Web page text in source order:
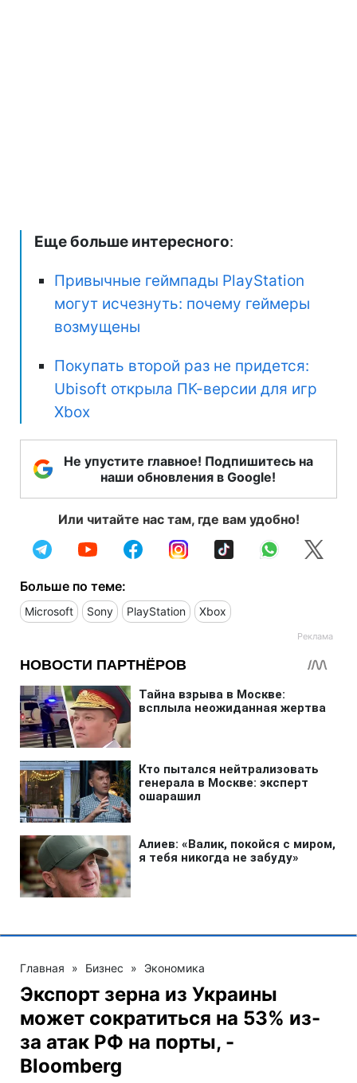
Еще больше интересного:
Привычные геймпады PlayStation
могут исчезнуть: почему геймеры
возмущены
Покупать второй раз не придется:
Ubisoft открыла ПК-версии для игр
Xbox
Не упустите главное! Подпишитесь на
наши обновления в Google!
Или читайте нас там, где вам удобно!
Больше по теме:
Microsoft Sony PlayStation Xbox
Главная » Бизнес » Экономика
Экспорт зерна из Украины
может сократиться на 53% из-
за атак РФ на порты, -
Bloomberg